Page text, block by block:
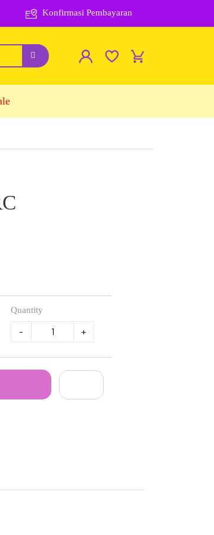
Konfirmasi Pembayaran
Quantity
- +